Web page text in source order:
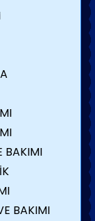
BAKIMI
BAKIMI